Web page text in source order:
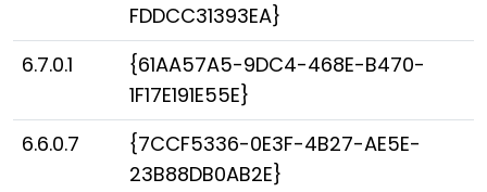
FDDCC31393EA}
6.7.0.1
{61AA57A5-9DC4-468E-B470-
1F17E191E55E}
6.6.0.7
{7CCF5336-0E3F-4B27-AE5E-
23B88DB0AB2E}